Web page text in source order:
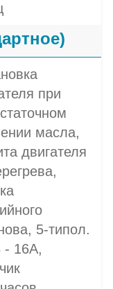
при
масла,
двигателя
5-типол.
- 16A,